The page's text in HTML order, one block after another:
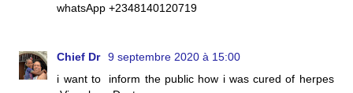
whatsApp +2348140120719
Chief Dr 9 septembre 2020 à 15:00
i want to inform the public how i was cured of herpes